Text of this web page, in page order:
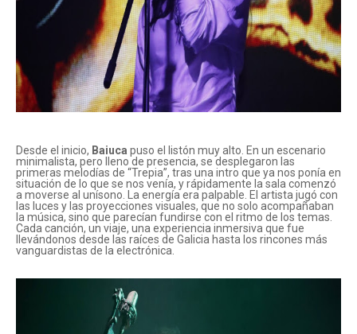
Desde el inicio, Baiuca puso el listón muy alto. En un escenario
minimalista, pero lleno de presencia, se desplegaron las
primeras melodías de “Trepia”, tras una intro que ya nos ponía en
situación de lo que se nos venía, y rápidamente la sala comenzó
a moverse al unísono. La energía era palpable. El artista jugó con
las luces y las proyecciones visuales, que no solo acompañaban
la música, sino que parecían fundirse con el ritmo de los temas.
Cada canción, un viaje, una experiencia inmersiva que fue
llevándonos desde las raíces de Galicia hasta los rincones más
vanguardistas de la electrónica.